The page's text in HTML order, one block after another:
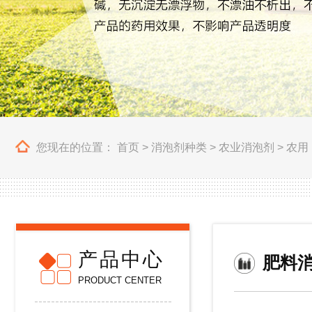
您现在的位置： 首页 > 消泡剂种类 > 农业消泡剂 > 农用
产品中心
PRODUCT CENTER
肥料